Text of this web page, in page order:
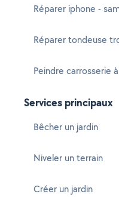
Réparer iphone -
Réparer tondeuse
Peindre carrosserie
Services principaux
Bêcher un jardin
Niveler un terrain
Créer un jardin